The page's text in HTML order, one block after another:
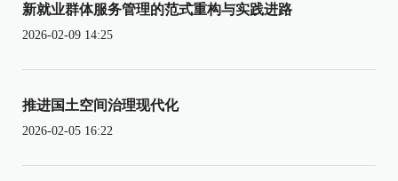
新就业群体服务管理的范式重构与实践进路
2026-02-09 14:25
推进国土空间治理现代化
2026-02-05 16:22